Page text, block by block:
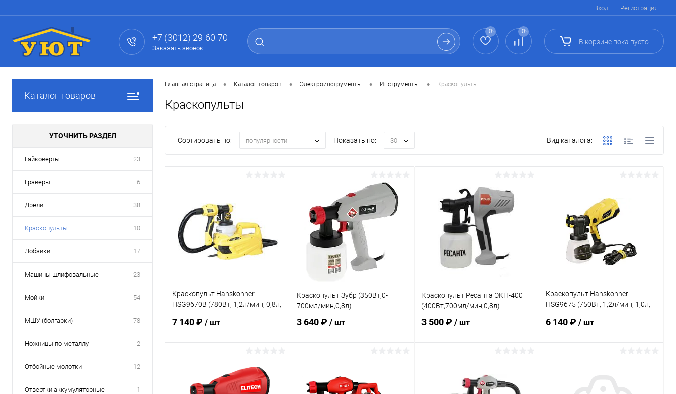
Вход Регистрация
+7 (3012) 29-60-70
Заказать звонок
0 0
В корзине пока пусто
Каталог товаров
УТОЧНИТЬ РАЗДЕЛ
Гайковерты 23
Граверы 6
Дрели 38
Краскопульты 10
Лобзики 17
Машины шлифовальные 23
Мойки 54
МШУ (болгарки) 78
Ножницы по металлу 2
Отбойные молотки 12
Отвертки аккумуляторные 1
Главная страница • Каталог товаров • Электроинструменты • Инструменты • Краскопульты
Краскопульты
Сортировать по: популярности Показать по: 30 Вид каталога:
Краскопульт Hanskonner
HSG9670B (780Вт, 1,2л/мин, 0,8л,
7 140 ₽ / шт
Купить в 1 клик Сравнение
Краскопульт Зубр (350Вт,0-
700мл/мин,0,8л)
3 640 ₽ / шт
Купить в 1 клик Сравнение
Краскопульт Ресанта ЭКП-400
(400Вт,700мл/мин,0,8л)
3 500 ₽ / шт
Купить в 1 клик Сравнение
Краскопульт Hanskonner
HSG9675 (750Вт, 1,2л/мин, 1,0л,
6 140 ₽/ шт